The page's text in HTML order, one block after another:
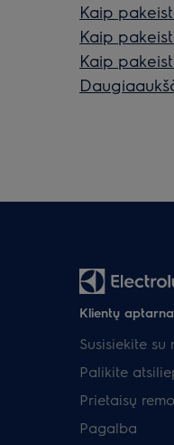
Kaip
Kaip
Kaip
Klientų
Susisiekite su
Palikite
Prietaisų
Pagalba